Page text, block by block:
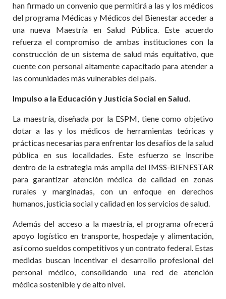
han firmado un convenio que permitirá a las y los médicos
del programa Médicas y Médicos del Bienestar acceder a
una nueva Maestría en Salud Pública. Este acuerdo
refuerza el compromiso de ambas instituciones con la
construcción de un sistema de salud más equitativo, que
cuente con personal altamente capacitado para atender a
las comunidades más vulnerables del país.
Impulso a la Educación y Justicia Social en Salud.
La maestría, diseñada por la ESPM, tiene como objetivo
dotar a las y los médicos de herramientas teóricas y
prácticas necesarias para enfrentar los desafíos de la salud
pública en sus localidades. Este esfuerzo se inscribe
dentro de la estrategia más amplia del IMSS-BIENESTAR
para garantizar atención médica de calidad en zonas
rurales y marginadas, con un enfoque en derechos
humanos, justicia social y calidad en los servicios de salud.
Además del acceso a la maestría, el programa ofrecerá
apoyo logístico en transporte, hospedaje y alimentación,
así como sueldos competitivos y un contrato federal. Estas
medidas buscan incentivar el desarrollo profesional del
personal médico, consolidando una red de atención
médica sostenible y de alto nivel.